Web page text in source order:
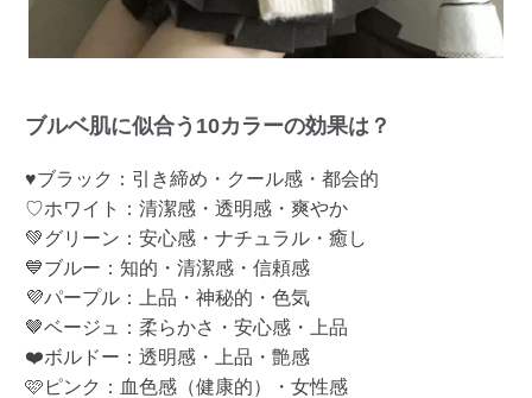
ブルベ肌に似合う10カラーの効果は？
♥ブラック：引き締め・クール感・都会的
♡ホワイト：清潔感・透明感・爽やか
💚グリーン：安心感・ナチュラル・癒し
💙ブルー：知的・清潔感・信頼感
💜パープル：上品・神秘的・色気
🤎ベージュ：柔らかさ・安心感・上品
❤️ボルドー：透明感・上品・艶感
🩷ピンク：血色感（健康的）・女性感